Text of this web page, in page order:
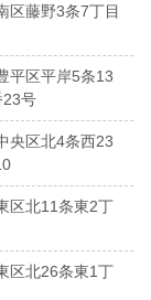
区藤野3条7丁目
平区平岸5条13
23号
央区北4条西23
区北11条東2丁
区北26条東1丁